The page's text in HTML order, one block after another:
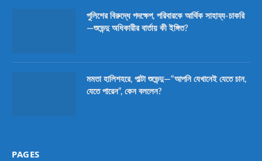
পুলিশের বিরুদ্ধে পদক্ষেপ, পরিবারকে আর্থিক সাহায্য-চাকরি
—শুভেন্দু অধিকারীর বার্তায় কী ইঙ্গিত?
মমতা হালিশহরে, পাল্টা শুভেন্দু—“আপনি যেখানেই যেতে চান,
যেতে পারেন”, কেন বললেন?
PAGES